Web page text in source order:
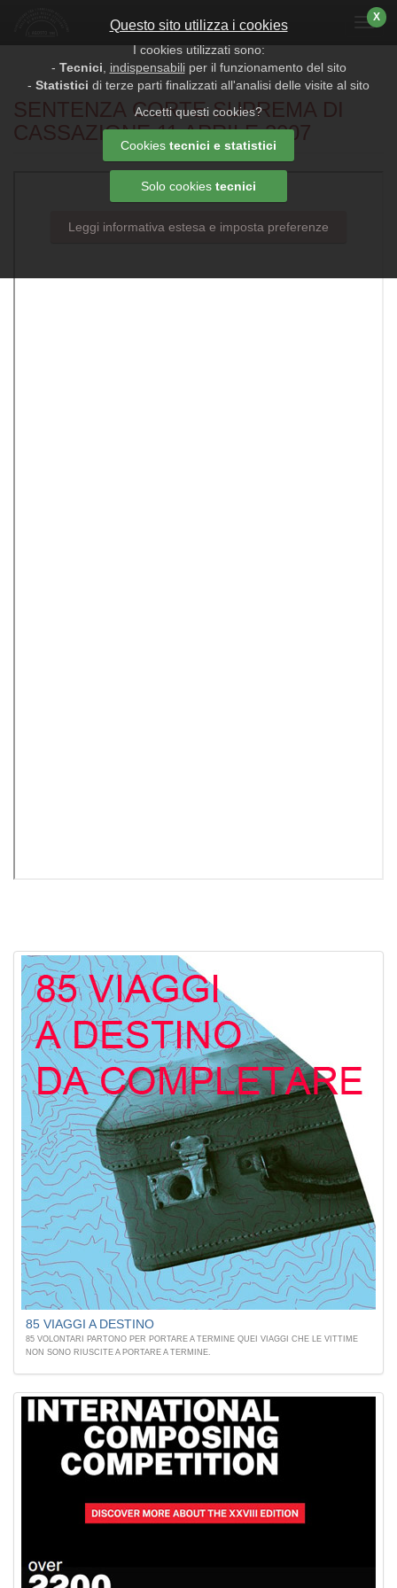
Menu
SENTENZA CORTE SUPREMA DI
CASSAZIONE 11 APRILE 2007
85 VIAGGI A DESTINO
85 VOLONTARI PARTONO PER PORTARE A TERMINE QUEI VIAGGI CHE LE VITTIME
NON SONO RIUSCITE A PORTARE A TERMINE.
X
Questo sito utilizza i cookies
I cookies utilizzati sono:
- Tecnici indispensabiliper il funzionamento del sito
- Statistici di terze parti finalizzati all'analisi delle visite al sito
Accetti questi cookies?
Cookies tecnici e statistici
Solo cookies tecnici
Leggi informativa estesa e imposta preferenze